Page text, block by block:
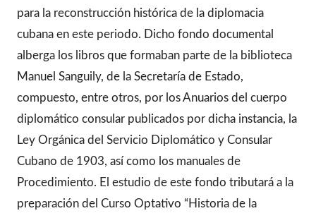
para la reconstrucción histórica de la diplomacia
cubana en este periodo. Dicho fondo documental
alberga los libros que formaban parte de la biblioteca
Manuel Sanguily, de la Secretaría de Estado,
compuesto, entre otros, por los Anuarios del cuerpo
diplomático consular publicados por dicha instancia, la
Ley Orgánica del Servicio Diplomático y Consular
Cubano de 1903, así como los manuales de
Procedimiento. El estudio de este fondo tributará a la
preparación del Curso Optativo “Historia de la